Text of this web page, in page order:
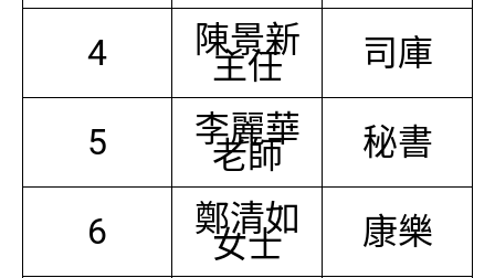
4 陳景新
主任 司庫
5 李麗華
老師 秘書
6 鄭清如
女士 康樂